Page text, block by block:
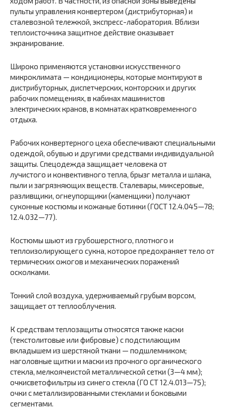
пульты управления конвертером (дистрибуторная) и
сталевозной тележкой, экспресс-лаборатория. Вблизи
теплоисточника защитное действие оказывает
экранирование.
Широко применяются установки искусственного
микроклимата — кондиционеры, которые монтируют в
дистрибуторных, диспетчерских, конторских и других
рабочих помещениях, в кабинах машинистов
электрических кранов, в комнатах кратковременного
отдыха.
Рабочих конвертерного цеха обеспечивают специальными
одеждой, обувью и другими средствами индивидуальной
защиты. Спецодежда защищает человека от
лучистого и конвективного тепла, брызг металла и шлака,
пыли и загрязняющих веществ. Сталевары, миксеровые,
разливщики, огнеупорщики (каменщики) получают
суконные костюмы и кожаные ботинки (ГОСТ 12.4.045—78;
12.4.032—77).
Костюмы шьют из грубошерстного, плотного и
теплоизолирующего сукна, которое предохраняет тело от
термических ожогов и механических поражений
осколками.
Тонкий слой воздуха, удерживаемый грубым ворсом,
защищает от теплооблучения.
К средствам теплозащиты относятся также каски
(текстолитовые или фибровые) с подстилающим
вкладышем из шерстяной ткани — подшлемником;
наголовные щитки и маски из прочного органического
стекла, мелкоячеистой металлической сетки (3—4 мм);
очкисветофильтры из синего стекла (ГО СТ 12.4.013—75);
очки с металлизированными стеклами и боковыми
сегментами.